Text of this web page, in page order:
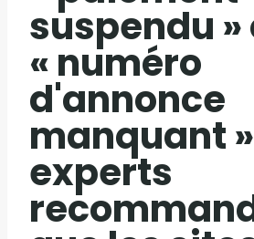
suspendu »
« numéro
d'annonce
manquant
experts